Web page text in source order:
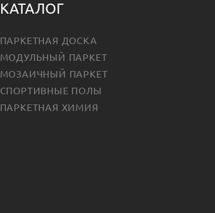
КАТАЛОГ
ПАРКЕТНАЯ ДОСКА
МОДУЛЬНЫЙ ПАРКЕТ
МОЗАИЧНЫЙ ПАРКЕТ
СПОРТИВНЫЕ ПОЛЫ
ПАРКЕТНАЯ ХИМИЯ